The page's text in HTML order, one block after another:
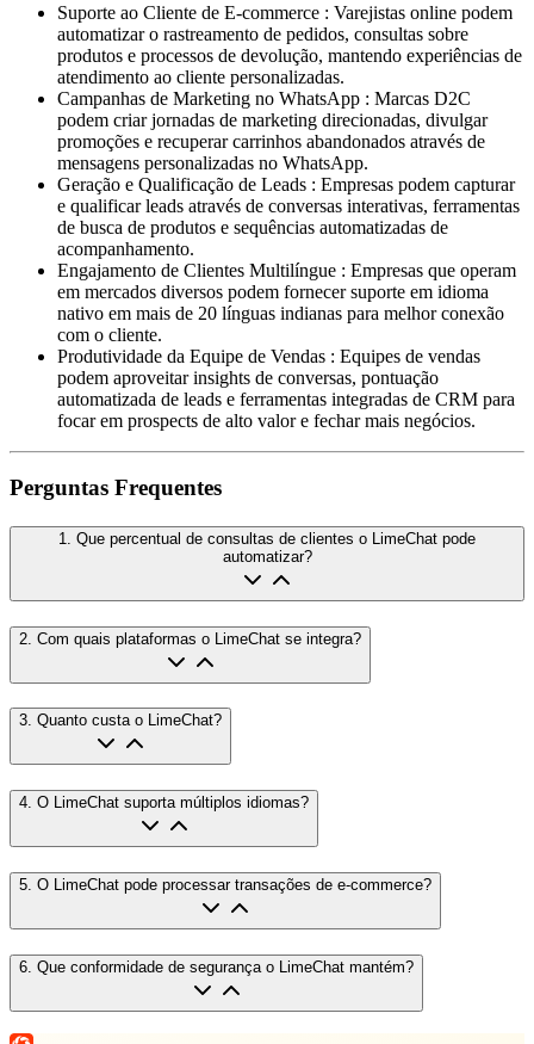
Suporte ao Cliente de E-commerce : Varejistas online podem
automatizar o rastreamento de pedidos, consultas sobre
produtos e processos de devolução, mantendo experiências de
atendimento ao cliente personalizadas.
Campanhas de Marketing no WhatsApp : Marcas D2C
podem criar jornadas de marketing direcionadas, divulgar
promoções e recuperar carrinhos abandonados através de
mensagens personalizadas no WhatsApp.
Geração e Qualificação de Leads : Empresas podem capturar
e qualificar leads através de conversas interativas, ferramentas
de busca de produtos e sequências automatizadas de
acompanhamento.
Engajamento de Clientes Multilíngue : Empresas que operam
em mercados diversos podem fornecer suporte em idioma
nativo em mais de 20 línguas indianas para melhor conexão
com o cliente.
Produtividade da Equipe de Vendas : Equipes de vendas
podem aproveitar insights de conversas, pontuação
automatizada de leads e ferramentas integradas de CRM para
focar em prospects de alto valor e fechar mais negócios.
Perguntas Frequentes
1
Que percentual de consultas de clientes o LimeChat pode
automatizar?
2 Com quais plataformas o LimeChat se integra?
3. Quanto custa o LimeChat?
4. O LimeChat suporta múltiplos idiomas?
5 O LimeChat pode processar transações de e-commerce?
6 Que conformidade de segurança o LimeChat mantém?